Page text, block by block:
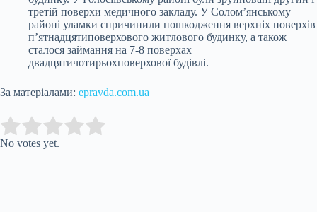
третій поверхи медичного закладу. У Солом’янському
районі уламки спричинили пошкодження верхніх поверхів
п’ятнадцятиповерхового житлового будинку, а також
сталося займання на 7-8 поверхах
двадцятичотирьохповерхової будівлі.
За матеріалами: epravda.com.ua
Rate this item:
No votes yet.